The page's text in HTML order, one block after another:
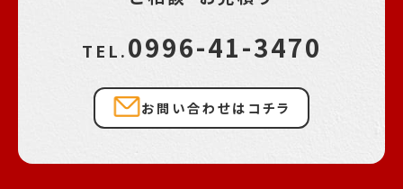
TEL.0996-41-3470
お問い合わせはコチラ